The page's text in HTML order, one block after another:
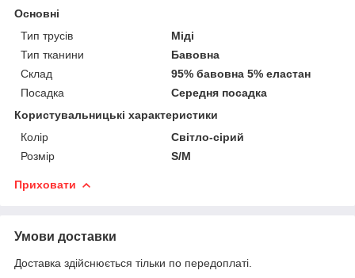
Основні
Тип трусів
Міді
Тип тканини
Бавовна
Склад
95% бавовна 5% еластан
Посадка
Середня посадка
Користувальницькі характеристики
Колір
Світло-сірий
Розмір
S/M
Приховати
Умови доставки
Доставка здійснюється тільки по передоплаті.